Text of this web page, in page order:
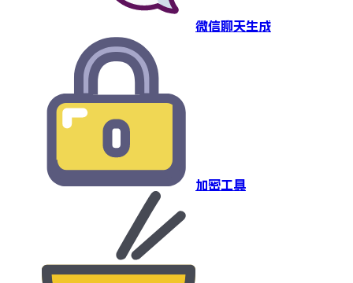
微信聊天生成
加密工具